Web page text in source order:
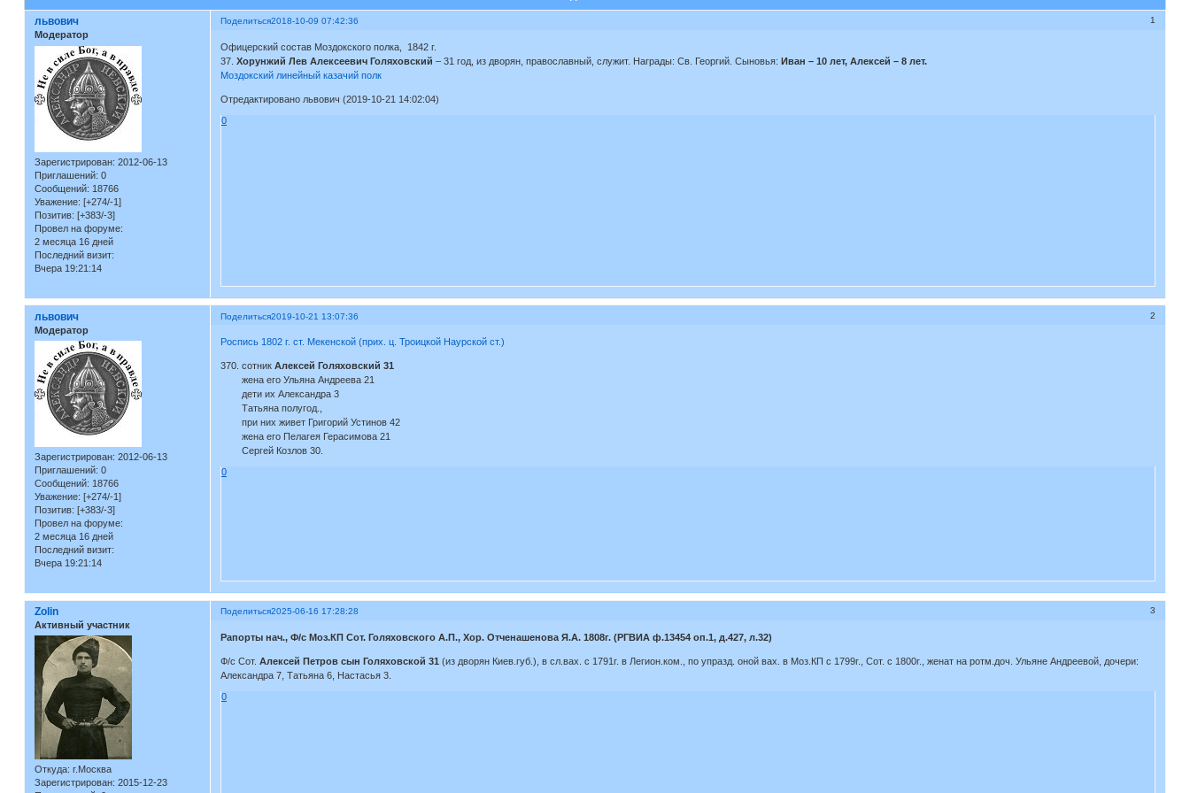
Поделиться 1
2018-10-09 07:42:36
львович
Модератор
Зарегистрирован: 2012-06-13
Приглашений: 0
Сообщений: 18766
Уважение: [+274/-1]
Позитив: [+383/-3]
Провел на форуме:
2 месяца 16 дней
Последний визит:
Вчера 19:21:14
Офицерский состав Моздокского полка, 1842 г.
37. Хорунжий Лев Алексеевич Голяховский – 31 год, из дворян, православный, служит. Награды: Св. Георгий. Сыновья: Иван – 10 лет, Алексей – 8 лет.
Моздокский линейный казачий полк
Отредактировано львович (2019-10-21 14:02:04)
0
Поделиться 2
2019-10-21 13:07:36
львович
Модератор
Зарегистрирован: 2012-06-13
Приглашений: 0
Сообщений: 18766
Уважение: [+274/-1]
Позитив: [+383/-3]
Провел на форуме:
2 месяца 16 дней
Последний визит:
Вчера 19:21:14
Роспись 1802 г. ст. Мекенской (прих. ц. Троицкой Наурской ст.)
370. сотник Алексей Голяховский 31
жена его Ульяна Андреева 21
дети их Александра 3
Татьяна полугод.,
при них живет Григорий Устинов 42
жена его Пелагея Герасимова 21
Сергей Козлов 30.
0
Поделиться 3
2025-06-16 17:28:28
Zolin
Активный участник
Откуда: г.Москва
Зарегистрирован: 2015-12-23
Рапорты нач., Ф/с Моз.КП Сот. Голяховского А.П., Хор. Отченашенова Я.А. 1808г. (РГВИА ф.13454 оп.1, д.427, л.32)
Ф/с Сот. Алексей Петров сын Голяховской 31 (из дворян Киев.губ.), в сл.вах. с 1791г. в Легион.ком., по упразд. оной вах. в Моз.КП с 1799г., Сот. с 1800г., женат на ротм.доч. Ульяне Андреевой, дочери:
Александра 7, Татьяна 6, Настасья 3.
0